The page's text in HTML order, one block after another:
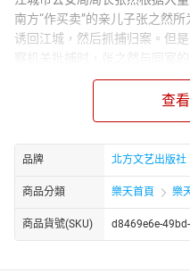
南方“作买卖”的亲儿子张之然
诱回江城，然后抓捕归案。但
察机关批捕时，张之然与同室
张然派刑警队长张民和侦察员
折，终于将罪犯抓住，可狡猾
张民杀死，张之然再次逃脱。
审判时，儿子百般相求，自知
窜，张然在万般无奈情况下，
查
品牌 北方文艺出版社
商品分類 樂天首頁 樂
商品貨號(SKU) d8469e6e-